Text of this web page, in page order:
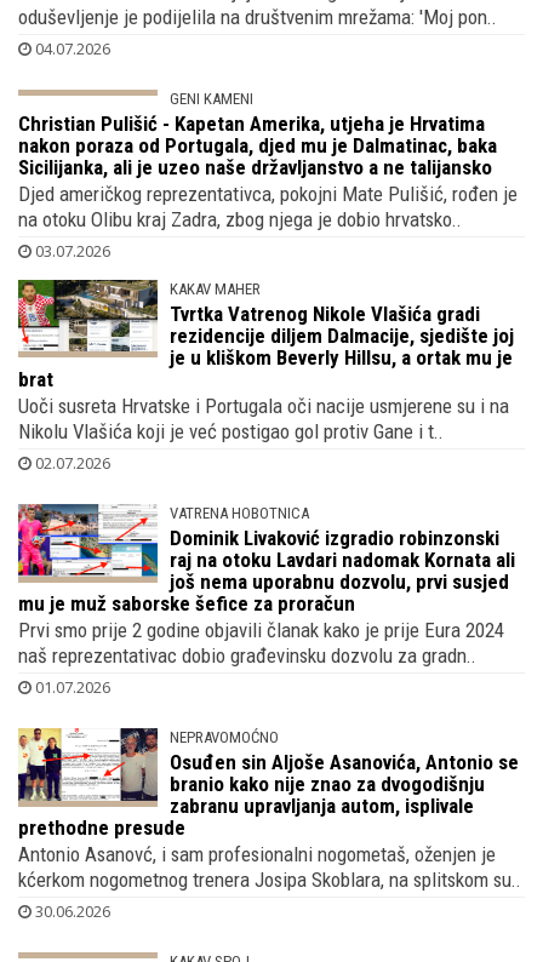
Bivša HDZ-ova moćnica kojoj sude zbog afere Vjetroelektrane
oduševljenje je podijelila na društvenim mrežama: 'Moj pon..
GENI KAMENI
Christian Pulišić - Kapetan Amerika,
utjeha je Hrvatima nakon poraza od
Portugala, djed mu je Dalmatinac, baka
Sicilijanka, ali je uzeo naše državljanstvo a ne talijansko
Djed američkog reprezentativca, pokojni Mate Pulišić, rođen je
na otoku Olibu kraj Zadra, zbog njega je dobio hrvatsko..
03.07.2026
KAKAV MAHER
rezidencije diljem Dalmacije, sjedište joj
je u kliškom Beverly Hillsu, a ortak mu je
Uoči susreta Hrvatske i Portugala oči nacije usmjerene su i na
Nikolu Vlašića koji je već postigao gol protiv Gane i t..
02.07.2026
VATRENA HOBOTNICA
Dominik Livaković izgradio robinzonski
raj na otoku Lavdari nadomak Kornata ali
još nema uporabnu dozvolu, prvi susjed
mu je muž saborske šefice za proračun
Prvi smo prije 2 godine objavili članak kako je prije Eura 2024
naš reprezentativac dobio građevinsku dozvolu za gradn..
01.07.2026
NEPRAVOMOĆNO
Osuđen sin Aljoše Asanovića, Antonio se
branio kako nije znao za dvogodišnju
zabranu upravljanja autom, isplivale
prethodne presude
Antonio Asanovć, i sam profesionalni nogometaš, oženjen je
kćerkom nogometnog trenera Josipa Skoblara, na splitskom su..